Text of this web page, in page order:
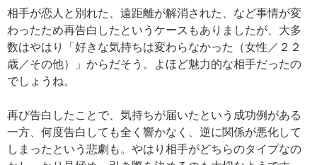
相手が恋人と別れた、遠距離が解消された、など事情が変
わったため再告白したというケースもありましたが、大多
数はやはり「好きな気持ちは変わらなかった（女性／２２
歳／その他）」からだそう。よほど魅力的な相手だったの
でしょうね。
再び告白したことで、気持ちが届いたという成功例がある
一方、何度告白しても全く響かなく、逆に関係が悪化して
しまったという悲劇も。やはり相手がどちらのタイプなの